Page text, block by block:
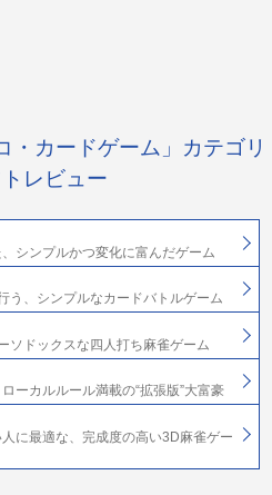
・カードゲーム」カテゴリ
レビュー
シンプルかつ変化に富んだゲーム
う、シンプルなカードバトルゲーム
ソドックスな四人打ち麻雀ゲーム
ーカルルール満載の“拡張版”大富豪
に最適な、完成度の高い3D麻雀ゲー